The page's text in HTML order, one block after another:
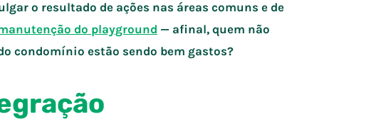
o resultado de ações nas áreas comuns e de
do playground — afinal, quem não
condomínio estão sendo bem gastos?